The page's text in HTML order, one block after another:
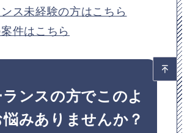
ス未経験の方はこちら
件はこちら
ンスの方でこのよ
みありませんか？